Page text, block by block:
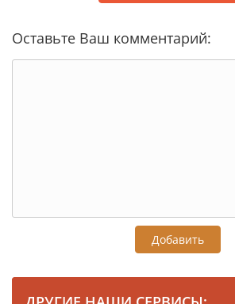
Оставьте Ваш комментарий:
Добавить